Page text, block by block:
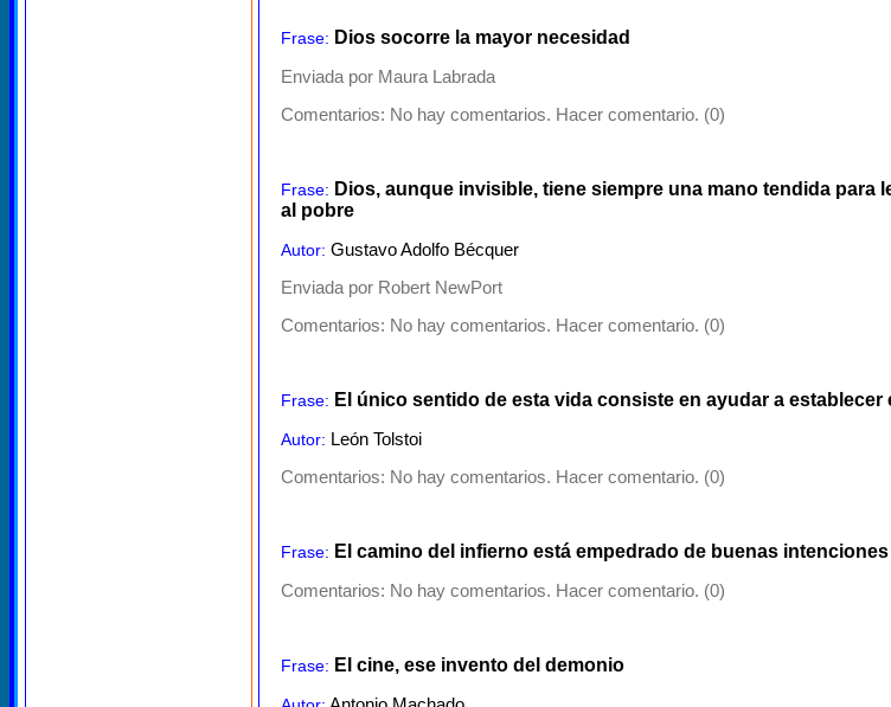
Frase: Dios socorre la mayor necesidad
Enviada por Maura Labrada
Comentarios: No hay comentarios. Hacer comentario. (0)
Frase: Dios, aunque invisible, tiene siempre una mano tendida para
al pobre
Autor: Gustavo Adolfo Bécquer
Enviada por Robert NewPort
Comentarios: No hay comentarios. Hacer comentario. (0)
Frase: El único sentido de esta vida consiste en ayudar a establecer
Autor: León Tolstoi
Comentarios: No hay comentarios. Hacer comentario. (0)
Frase: El camino del infierno está empedrado de buenas intenciones
Comentarios: No hay comentarios. Hacer comentario. (0)
Frase: El cine, ese invento del demonio